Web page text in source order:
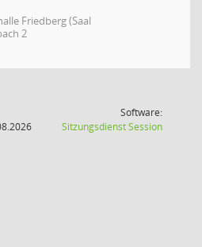
Friedberg (Saal
2
Software:
SitzungsdienstSession(Wird in